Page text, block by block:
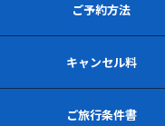
ご予約方法
キャンセル料
ご旅行条件書